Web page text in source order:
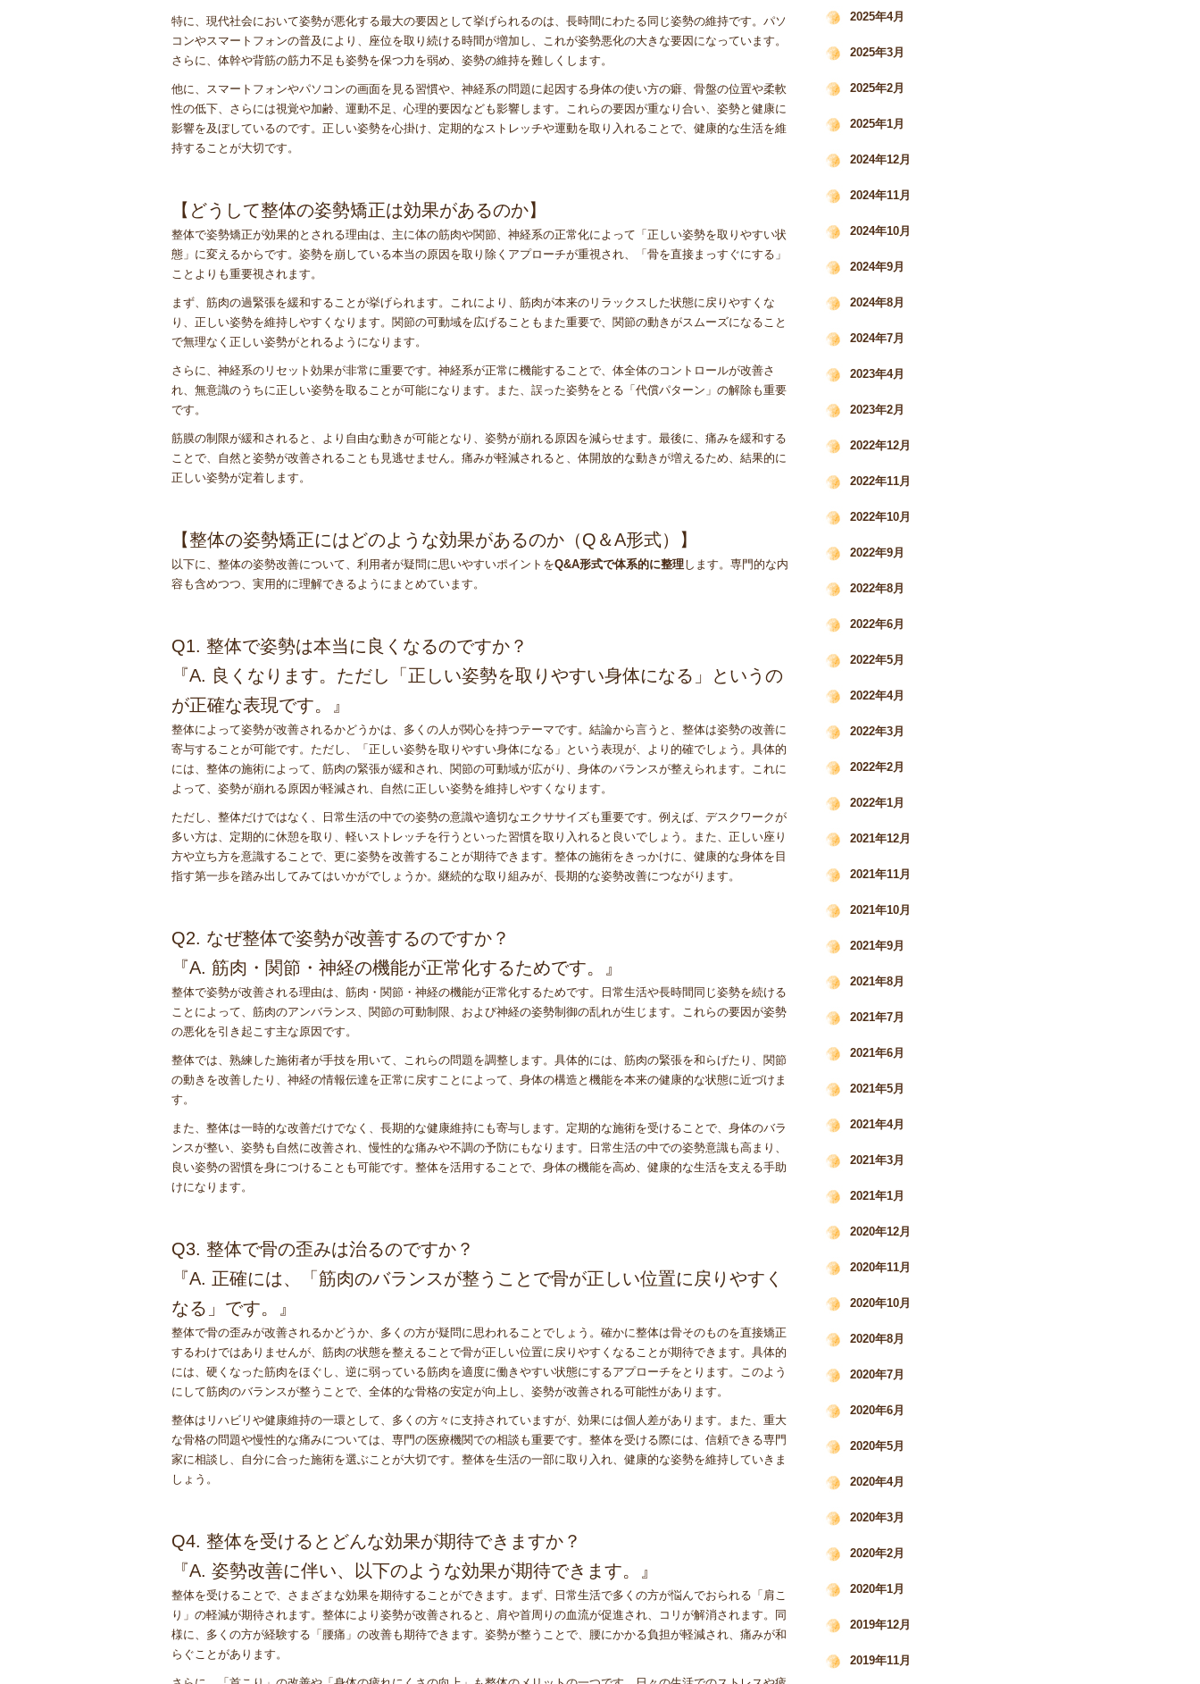
特に、現代社会において姿勢が悪化する最大の要因として挙げられるのは、長時間にわたる同じ姿勢の維持です。パソ
コンやスマートフォンの普及により、座位を取り続ける時間が増加し、これが姿勢悪化の大きな要因になっています。
さらに、体幹や背筋の筋力不足も姿勢を保つ力を弱め、姿勢の維持を難しくします。
他に、スマートフォンやパソコンの画面を見る習慣や、神経系の問題に起因する身体の使い方の癖、骨盤の位置や柔軟
性の低下、さらには視覚や加齢、運動不足、心理的要因なども影響します。これらの要因が重なり合い、姿勢と健康に
影響を及ぼしているのです。正しい姿勢を心掛け、定期的なストレッチや運動を取り入れることで、健康的な生活を維
持することが大切です。
【どうして整体の姿勢矯正は効果があるのか】
整体で姿勢矯正が効果的とされる理由は、主に体の筋肉や関節、神経系の正常化によって「正しい姿勢を取りやすい状
態」に変えるからです。姿勢を崩している本当の原因を取り除くアプローチが重視され、「骨を直接まっすぐにする」
ことよりも重要視されます。
まず、筋肉の過緊張を緩和することが挙げられます。これにより、筋肉が本来のリラックスした状態に戻りやすくな
り、正しい姿勢を維持しやすくなります。関節の可動域を広げることもまた重要で、関節の動きがスムーズになること
で無理なく正しい姿勢がとれるようになります。
さらに、神経系のリセット効果が非常に重要です。神経系が正常に機能することで、体全体のコントロールが改善さ
れ、無意識のうちに正しい姿勢を取ることが可能になります。また、誤った姿勢をとる「代償パターン」の解除も重要
です。
筋膜の制限が緩和されると、より自由な動きが可能となり、姿勢が崩れる原因を減らせます。最後に、痛みを緩和する
ことで、自然と姿勢が改善されることも見逃せません。痛みが軽減されると、体開放的な動きが増えるため、結果的に
正しい姿勢が定着します。
【整体の姿勢矯正にはどのような効果があるのか（Q＆A形式）】
以下に、整体の姿勢改善について、利用者が疑問に思いやすいポイントをQ&A形式で体系的に整理します。専門的な内
容も含めつつ、実用的に理解できるようにまとめています。
Q1. 整体で姿勢は本当に良くなるのですか？
『A. 良くなります。ただし「正しい姿勢を取りやすい身体になる」というの
が正確な表現です。』
整体によって姿勢が改善されるかどうかは、多くの人が関心を持つテーマです。結論から言うと、整体は姿勢の改善に
寄与することが可能です。ただし、「正しい姿勢を取りやすい身体になる」という表現が、より的確でしょう。具体的
には、整体の施術によって、筋肉の緊張が緩和され、関節の可動域が広がり、身体のバランスが整えられます。これに
よって、姿勢が崩れる原因が軽減され、自然に正しい姿勢を維持しやすくなります。
ただし、整体だけではなく、日常生活の中での姿勢の意識や適切なエクササイズも重要です。例えば、デスクワークが
多い方は、定期的に休憩を取り、軽いストレッチを行うといった習慣を取り入れると良いでしょう。また、正しい座り
方や立ち方を意識することで、更に姿勢を改善することが期待できます。整体の施術をきっかけに、健康的な身体を目
指す第一歩を踏み出してみてはいかがでしょうか。継続的な取り組みが、長期的な姿勢改善につながります。
Q2. なぜ整体で姿勢が改善するのですか？
『A. 筋肉・関節・神経の機能が正常化するためです。』
整体で姿勢が改善される理由は、筋肉・関節・神経の機能が正常化するためです。日常生活や長時間同じ姿勢を続ける
ことによって、筋肉のアンバランス、関節の可動制限、および神経の姿勢制御の乱れが生じます。これらの要因が姿勢
の悪化を引き起こす主な原因です。
整体では、熟練した施術者が手技を用いて、これらの問題を調整します。具体的には、筋肉の緊張を和らげたり、関節
の動きを改善したり、神経の情報伝達を正常に戻すことによって、身体の構造と機能を本来の健康的な状態に近づけま
す。
また、整体は一時的な改善だけでなく、長期的な健康維持にも寄与します。定期的な施術を受けることで、身体のバラ
ンスが整い、姿勢も自然に改善され、慢性的な痛みや不調の予防にもなります。日常生活の中での姿勢意識も高まり、
良い姿勢の習慣を身につけることも可能です。整体を活用することで、身体の機能を高め、健康的な生活を支える手助
けになります。
Q3. 整体で骨の歪みは治るのですか？
『A. 正確には、「筋肉のバランスが整うことで骨が正しい位置に戻りやすく
なる」です。』
整体で骨の歪みが改善されるかどうか、多くの方が疑問に思われることでしょう。確かに整体は骨そのものを直接矯正
するわけではありませんが、筋肉の状態を整えることで骨が正しい位置に戻りやすくなることが期待できます。具体的
には、硬くなった筋肉をほぐし、逆に弱っている筋肉を適度に働きやすい状態にするアプローチをとります。このよう
にして筋肉のバランスが整うことで、全体的な骨格の安定が向上し、姿勢が改善される可能性があります。
整体はリハビリや健康維持の一環として、多くの方々に支持されていますが、効果には個人差があります。また、重大
な骨格の問題や慢性的な痛みについては、専門の医療機関での相談も重要です。整体を受ける際には、信頼できる専門
家に相談し、自分に合った施術を選ぶことが大切です。整体を生活の一部に取り入れ、健康的な姿勢を維持していきま
しょう。
Q4. 整体を受けるとどんな効果が期待できますか？
『A. 姿勢改善に伴い、以下のような効果が期待できます。』
整体を受けることで、さまざまな効果を期待することができます。まず、日常生活で多くの方が悩んでおられる「肩こ
り」の軽減が期待されます。整体により姿勢が改善されると、肩や首周りの血流が促進され、コリが解消されます。同
様に、多くの方が経験する「腰痛」の改善も期待できます。姿勢が整うことで、腰にかかる負担が軽減され、痛みが和
らぐことがあります。
2025年4月
2025年3月
2025年2月
2025年1月
2024年12月
2024年11月
2024年10月
2024年9月
2024年8月
2024年7月
2023年4月
2023年2月
2022年12月
2022年11月
2022年10月
2022年9月
2022年8月
2022年6月
2022年5月
2022年4月
2022年3月
2022年2月
2022年1月
2021年12月
2021年11月
2021年10月
2021年9月
2021年8月
2021年7月
2021年6月
2021年5月
2021年4月
2021年3月
2021年1月
2020年12月
2020年11月
2020年10月
2020年8月
2020年7月
2020年6月
2020年5月
2020年4月
2020年3月
2020年2月
2020年1月
2019年12月
2019年11月